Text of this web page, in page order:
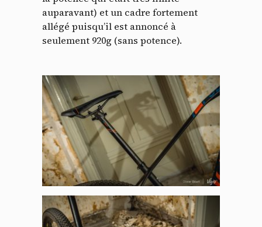
auparavant) et un cadre fortement
allégé puisqu’il est annoncé à
seulement 920g (sans potence).